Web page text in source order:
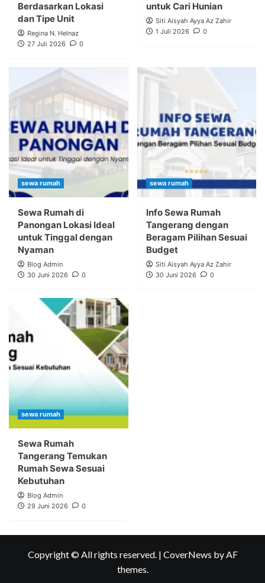
Berdasarkan Lokasi
dan Tipe Unit
Regina N. Helnaz
27 Juli 2026
0
untuk Cari Hunian
Siti Aisyah Ayya Az Zahir
1 Juli 2026
0
sewa rumah
Sewa Rumah di
Panongan Lokasi Ideal
untuk Tinggal dengan
Nyaman
Blog Admin
30 Juni 2026
0
sewa rumah
Info Sewa Rumah
Tangerang dengan
Beragam Pilihan Sesuai
Budget
Siti Aisyah Ayya Az Zahir
30 Juni 2026
0
sewa rumah
Sewa Rumah
Tangerang Temukan
Rumah Sewa Sesuai
Kebutuhan
Blog Admin
29 Juni 2026
0
Copyright © All rights reserved. | CoverNews by AF
themes.